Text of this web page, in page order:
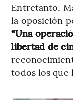
Entretanto,
la oposición
“Una
libertad de
todos los que